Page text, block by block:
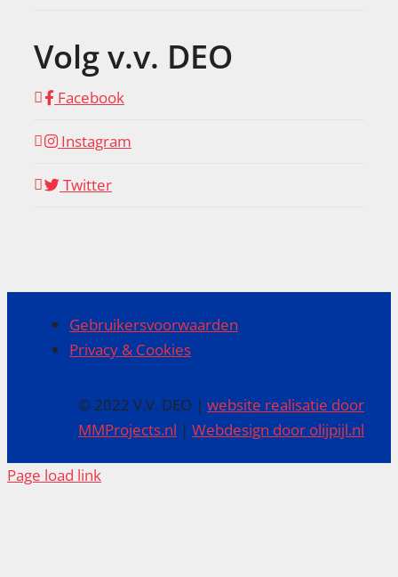
Volg v.v. DEO
Facebook
Instagram
Twitter
Gebruikersvoorwaarden
Privacy & Cookies
© 2022 V.V. DEO |website realisatie door
MMProjects.nl |Webdesign door olijpijl.nl
Page load link